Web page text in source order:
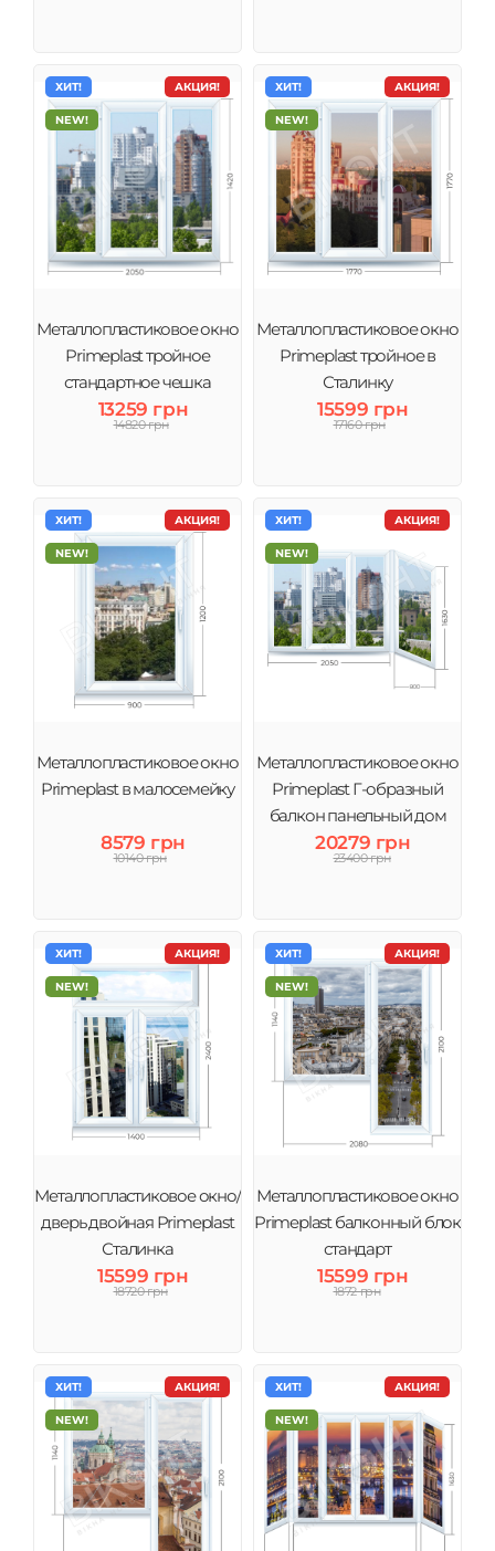
АКЦИЯ!
ХИТ!
NEW!
Металлопластиковое окно
Primeplast тройное
стандартное чешка
13259 грн
14820 грн
АКЦИЯ!
ХИТ!
NEW!
Металлопластиковое окно
Primeplast тройное в
Сталинку
15599 грн
17160 грн
АКЦИЯ!
ХИТ!
NEW!
Металлопластиковое окно
Primeplast в малосемейку
8579 грн
10140 грн
АКЦИЯ!
ХИТ!
NEW!
Металлопластиковое окно
Primeplast Г-образный
балкон панельный дом
20279 грн
23400 грн
АКЦИЯ!
ХИТ!
NEW!
Металлопластиковое окно/
дверь двойная Primeplast
Сталинка
15599 грн
18720 грн
АКЦИЯ!
ХИТ!
NEW!
Металлопластиковое окно
Primeplast балконный блок
стандарт
15599 грн
1872 грн
АКЦИЯ!
ХИТ!
NEW!
АКЦИЯ!
ХИТ!
NEW!